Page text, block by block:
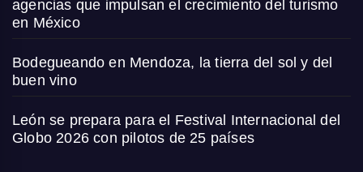
agencias que impulsan el crecimiento del turismo
en México
Bodegueando en Mendoza, la tierra del sol y del
buen vino
León se prepara para el Festival Internacional del
Globo 2026 con pilotos de 25 países